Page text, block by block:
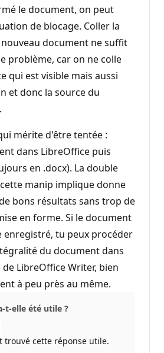
le document, on peut
de blocage. Coller la
document ne suffit
problème, car on ne colle
qui est visible mais aussi
et donc la source du
mérite d'être tentée :
dans LibreOffice puis
en .docx). La double
manip implique donne
bons résultats sans trop de
en forme. Si le document
enregistré, tu peux procéder
du document dans
LibreOffice Writer, bien
à peu près au même.
t-elle été utile ?
trouvé cette réponse utile.